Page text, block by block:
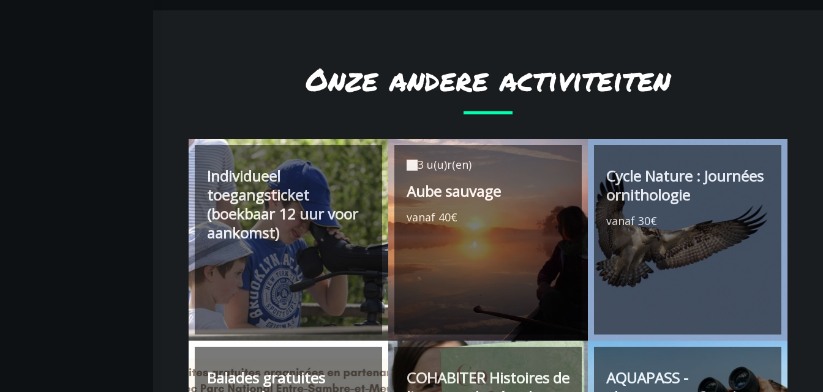
Onze andere activiteiten
Individueel
toegangsticket
(boekbaar 12 uur voor
aankomst)
3 u(u)r(en)
Aube sauvage
vanaf 40€
Cycle Nature : Journées
ornithologie
vanaf 30€
Balades gratuites
COHABITER Histoires de
AQUAPASS -